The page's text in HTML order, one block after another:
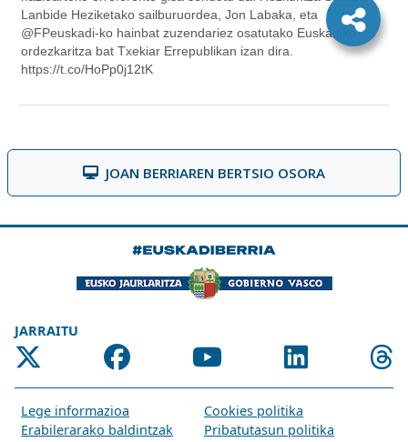
JOAN BERRIAREN BERTSIO OSORA
JARRAITU
Lege informazioa
Cookies politika
Erabilerarako baldintzak
Pribatutasun politika